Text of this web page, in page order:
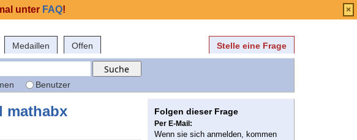
Medaillen Offen Stelle eine Frage
Benutzer
mathabx
Folgen dieser Frage
Per E-Mail:
Wenn sie sich anmelden, kommen
unter FAQ! ×